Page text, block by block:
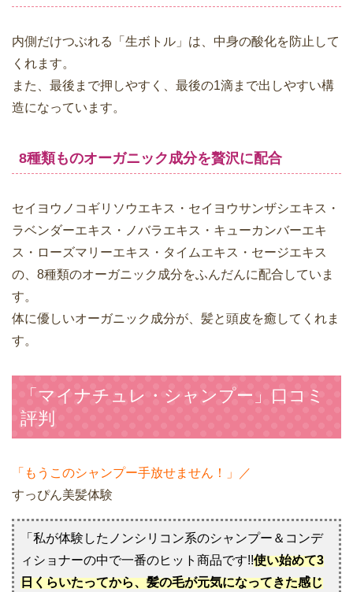
内側だけつぶれる「生ボトル」は、中身の酸化を防止して
くれます。
また、最後まで押しやすく、最後の1滴まで出しやすい構
造になっています。
8種類ものオーガニック成分を贅沢に配合
セイヨウノコギリソウエキス・セイヨウサンザシエキス・
ラベンダーエキス・ノバラエキス・キューカンバーエキ
ス・ローズマリーエキス・タイムエキス・セージエキス
の、8種類のオーガニック成分をふんだんに配合していま
す。
体に優しいオーガニック成分が、髪と頭皮を癒してくれま
す。
「マイナチュレ・シャンプー」口コミ
評判
「もうこのシャンプー手放せません！」／
すっぴん美髪体験
「私が体験したノンシリコン系のシャンプー＆コンデ
ィショナーの中で一番のヒット商品です!!使い始めて3
日くらいたってから、髪の毛が元気になってきた感じ